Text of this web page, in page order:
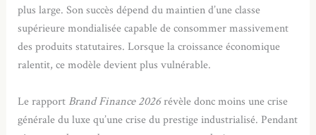
plus large. Son succès dépend du maintien d’une classe
supérieure mondialisée capable de consommer massivement
des produits statutaires. Lorsque la croissance économique
ralentit, ce modèle devient plus vulnérable.
Le rapport Brand Finance 2026révèle donc moins une crise
générale du luxe qu’une crise du prestige industrialisé. Pendant